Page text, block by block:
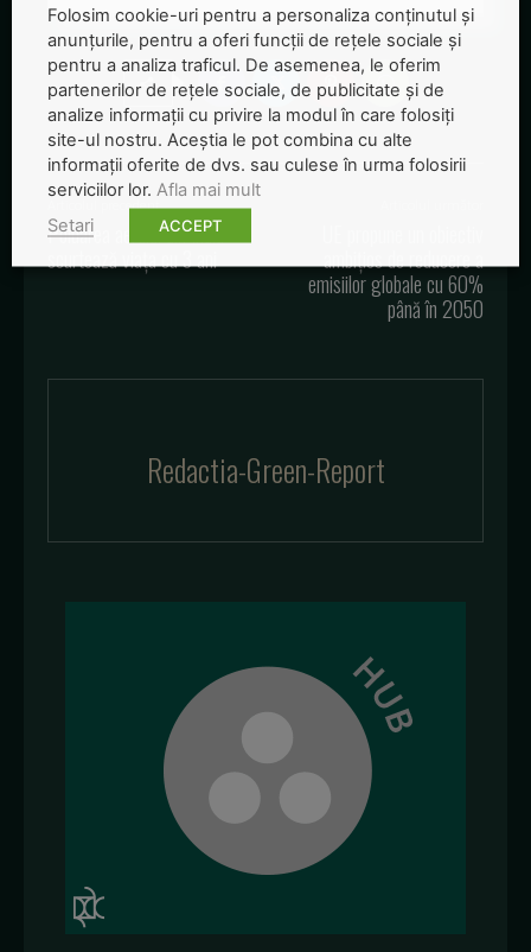
Articolul precedent
Poluarea aerului din India
scurtează viața cu 3 ani
ambițios de reducere a
emisiilor globale cu 60%
până în 2050
Redactia-Green-Report
Folosim cookie-uri pentru a personaliza conținutul și
anunțurile, pentru a oferi funcții de rețele sociale și
pentru a analiza traficul. De asemenea, le oferim
partenerilor de rețele sociale, de publicitate și de
analize informații cu privire la modul în care folosiți
site-ul nostru. Aceștia le pot combina cu alte
informații oferite de dvs. sau culese în urma folosirii
serviciilor lor. Afla mai mult
Setari
ACCEPT